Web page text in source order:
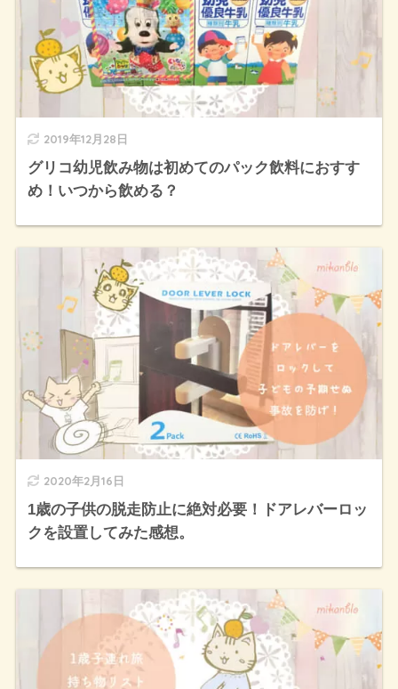
2019年12月28日
グリコ幼児飲み物は初めてのパック飲料におすす
め！いつから飲める？
2020年2月16日
1歳の子供の脱走防止に絶対必要！ドアレバーロッ
クを設置してみた感想。